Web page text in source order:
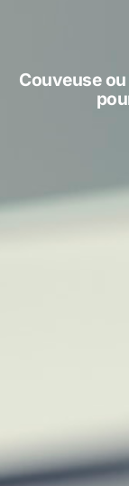
Couveuse